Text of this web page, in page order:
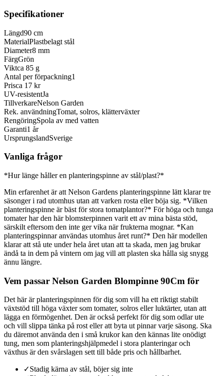
Specifikationer
Längd90 cm
MaterialPlastbelagt stål
Diameter8 mm
FärgGrön
Viktca 85 g
Antal per förpackning1
Prisca 17 kr
UV-resistentJa
TillverkareNelson Garden
Rek. användningTomat, solros, klätterväxter
RengöringSpola av med vatten
Garanti1 år
UrsprungslandSverige
Vanliga frågor
*Hur länge håller en planteringspinne av stål/plast?*
Min erfarenhet är att Nelson Gardens planteringspinne lätt klarar tre
säsonger i rad utomhus utan att varken rosta eller böja sig. *Vilken
planteringspinne är bäst för stora tomatplantor?* För höga och tunga
tomater har den här blomsterpinnen varit ett av mina bästa stöd,
särskilt eftersom den inte ger vika när frukterna mognar. *Kan
planteringspinnar användas utomhus året runt?* Den här modellen
klarar att stå ute under hela året utan att ta skada, men jag brukar
ändå ta in dem på vintern om jag vill att plasten ska hålla sig snygg
ännu längre.
Vem passar Nelson Garden Blompinne 90Cm för
Det här är planteringspinnen för dig som vill ha ett riktigt stabilt
växtstöd till höga växter som tomater, solros eller luktärter, utan att
lägga en förmögenhet. Den är också perfekt för dig som odlar ute
och vill slippa tänka på rost eller att byta ut pinnar varje säsong. Ska
du däremot använda den i små krukor kan den kännas lite onödigt
tung, men som planteringshjälpmedel i stora planteringar och
växthus är den svårslagen sett till både pris och hållbarhet.
✓Stadig kärna av stål, böjer sig inte